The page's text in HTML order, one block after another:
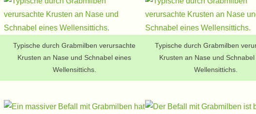
Typische durch Grabmilben verursachte
Krusten an Nase und Schnabel eines
Wellensittichs.
Typische durch Grabmilben
Krusten an Nase und
Wellensittichs.